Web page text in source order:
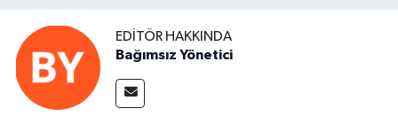
EDITÖR HAKKINDA
Bağımsız Yönetici